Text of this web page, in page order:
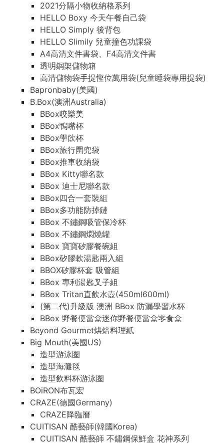
2021分隔小物收納格系列
HELLO Boxy 今天午餐自己袋
HELLO Simply 後背包
HELLO Slimily 兒童撞色功課袋
A4高清文件書袋、F4高清文件書
透明鋼架儲物箱
高清儲物袋手提慳位萬用袋(兒童睡袋專用提袋)
Bapronbaby(美國)
B.Box(澳洲Australia)
BBox咬樂美
BBox鴨嘴杯
BBox學飲杯
BBox旅行圍兜袋
BBox推車收納袋
BBox Kitty聯名款
BBox 迪士尼聯名款
BBox四合一套裝組
BBox多功能防掉鏈
BBox 不鏽鋼吸管保冷杯
BBox 不鏽鋼燜燒罐
BBox 寶寶矽膠餐碗組
BBox矽膠軟湯匙兩入組
BBOX矽膠杯套 吸管組
BBox 專利湯匙叉子組
BBox Tritan直飲水壺(450ml600ml)
(第二代)升級版 澳洲 BBox 防漏學習水杯
BBox 野餐便當盒迷你野餐便當盒零食盒
Beyond Gourmet烘焙料理紙
Big Mouth(美國US)
造型游泳圈
造型海灘毯
造型飲料杯游泳圈
BOiRON布瓦宏
CRAZE(德國Germany)
CRAZE降臨曆
CUITISAN 酷藝師(韓國Korea)
CUITISAN 酷藝師 不鏽鋼保鮮盒 花神系列